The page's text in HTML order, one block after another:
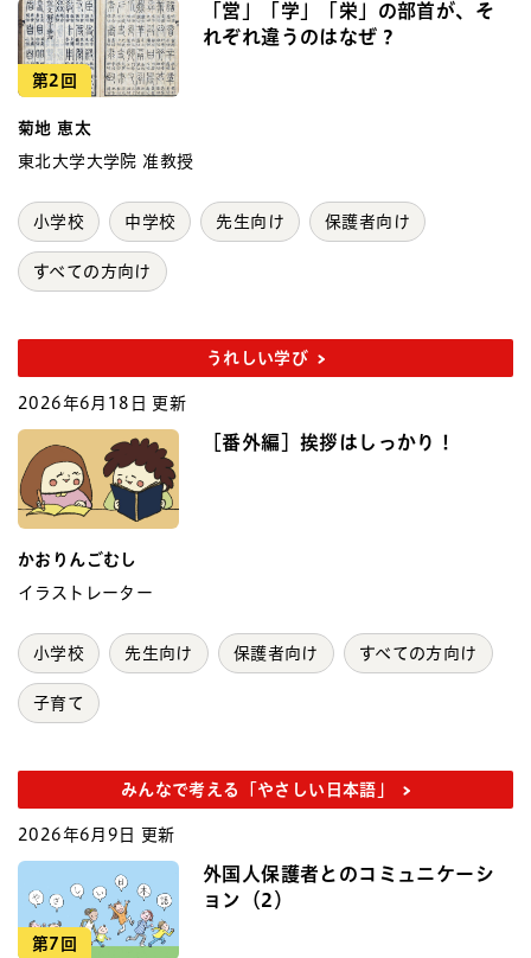
第2回
「営」「学」「栄」の部首が、そ
れぞれ違うのはなぜ？
菊地 恵太
東北大学大学院 准教授
小学校 中学校 先生向け 保護者向け
すべての方向け
うれしい学び
2026年6月18日 更新
［番外編］挨拶はしっかり！
かおりんごむし
イラストレーター
小学校 先生向け 保護者向け すべての方向け
子育て
みんなで考える「やさしい日本語」
2026年6月9日 更新
第7回
外国人保護者とのコミュニケーシ
ョン（2）